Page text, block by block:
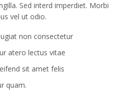
Sed interd imperdiet. Morbi
vel ut odio.
non consectetur
atero lectus vitae
sit amet felis
quam.